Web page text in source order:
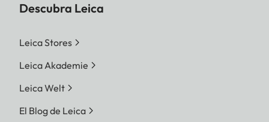
Descubra Leica
Leica Stores
Leica Akademie
Leica Welt
El Blog de Leica